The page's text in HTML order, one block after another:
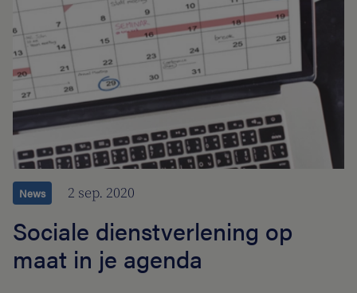
News 2 sep. 2020
Sociale dienstverlening op
maat in je agenda